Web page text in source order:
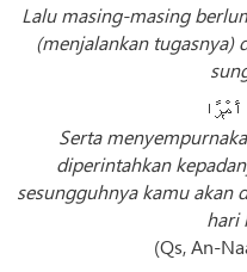
Lalu masing-masing
(menjalankan tugasnya)
Serta
diperintahkan
sesungguhnya kamu akan
hari
(Qs, An-